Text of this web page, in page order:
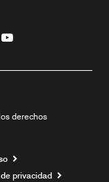
nueva
ventana nueva
Abre una ventana
derechos
nueva
privacidad